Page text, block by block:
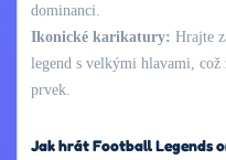
dominanci.
Ikonické karikatury: Hrajte
legend s velkými hlavami, což
prvek.
Jak hrát Football Legends